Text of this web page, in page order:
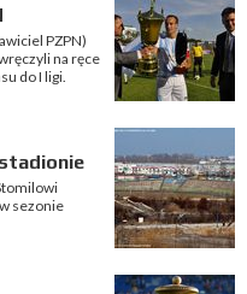
PZPN)
na ręce
do I ligi.
sezonie